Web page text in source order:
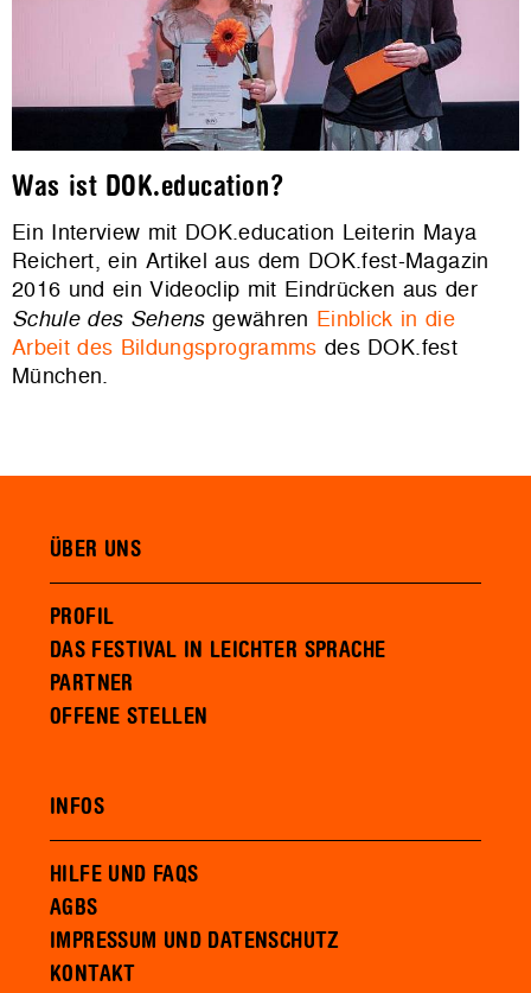
Was ist DOK.education?
Ein Interview mit DOK.education Leiterin Maya
Reichert, ein Artikel aus dem DOK.fest-Magazin
2016 und ein Videoclip mit Eindrücken aus der
Schule des Sehensgewähren Einblick in die
Arbeit des Bildungsprogramms des DOK.fest
München.
ÜBER UNS
PROFIL
DAS FESTIVAL IN LEICHTER SPRACHE
PARTNER
OFFENE STELLEN
INFOS
HILFE UND FAQS
AGBS
IMPRESSUM UND DATENSCHUTZ
KONTAKT